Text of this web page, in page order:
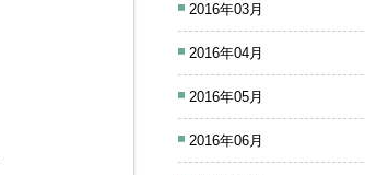
2016年03月
2016年04月
2016年05月
2016年06月